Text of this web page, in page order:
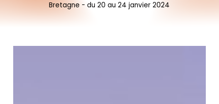
Bretagne - du 20 au 24 janvier 2024